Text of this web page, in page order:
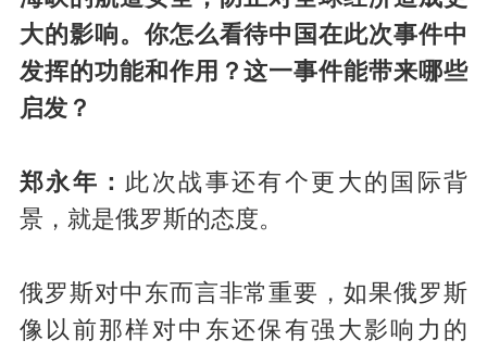
大的影响。你怎么看待中国在此次事件中
发挥的功能和作用？这一事件能带来哪些
启发？
郑永年： 此次战事还有个更大的国际背
景，就是俄罗斯的态度。
俄罗斯对中东而言非常重要，如果俄罗斯
像以前那样对中东还保有强大影响力的